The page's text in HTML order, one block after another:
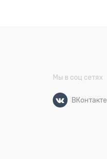
Мы в соц сетях
ВКонтакте